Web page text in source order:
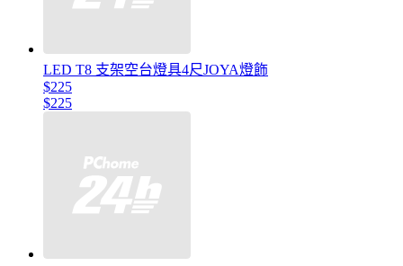
LED T8 支架空台燈具4尺JOYA燈飾
$225
$225